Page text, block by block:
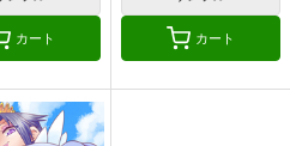
カート カート